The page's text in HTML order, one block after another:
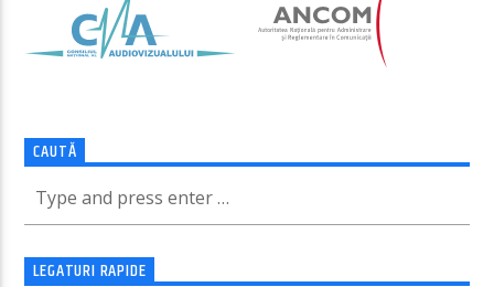
CAUTĂ
LEGATURI RAPIDE